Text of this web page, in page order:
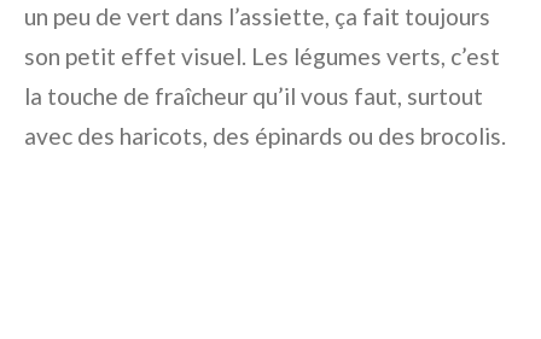
un peu de vert dans l’assiette, ça fait toujours
son petit effet visuel. Les légumes verts, c’est
la touche de fraîcheur qu’il vous faut, surtout
avec des haricots, des épinards ou des brocolis.